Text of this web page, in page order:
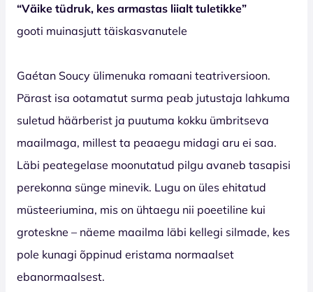
“Väike tüdruk, kes armastas liialt tuletikke”
gooti muinasjutt täiskasvanutele
Gaétan Soucy ülimenuka romaani teatriversioon.
Pärast isa ootamatut surma peab jutustaja lahkuma
suletud häärberist ja puutuma kokku ümbritseva
maailmaga, millest ta peaaegu midagi aru ei saa.
Läbi peategelase moonutatud pilgu avaneb tasapisi
perekonna sünge minevik. Lugu on üles ehitatud
müsteeriumina, mis on ühtaegu nii poeetiline kui
groteskne – näeme maailma läbi kellegi silmade, kes
pole kunagi õppinud eristama normaalset
ebanormaalsest.